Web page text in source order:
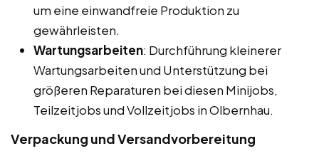
um eine einwandfreie Produktion zu
gewährleisten.
Wartungsarbeiten: Durchführung kleinerer
Wartungsarbeiten und Unterstützung bei
größeren Reparaturen bei diesen Minijobs,
Teilzeitjobs und Vollzeitjobs in Olbernhau.
Verpackung und Versandvorbereitung